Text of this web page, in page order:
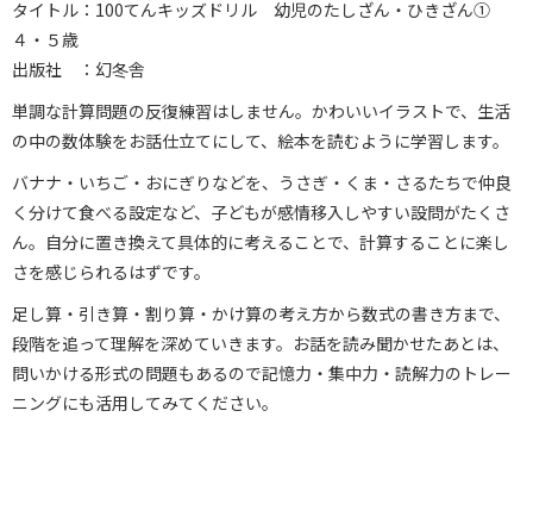
タイトル：100てんキッズドリル 幼児のたしざん・ひきざん①
４・５歳
出版社 ：幻冬舎
単調な計算問題の反復練習はしません。かわいいイラストで、生活
の中の数体験をお話仕立てにして、絵本を読むように学習します。
バナナ・いちご・おにぎりなどを、うさぎ・くま・さるたちで仲良
く分けて食べる設定など、子どもが感情移入しやすい設問がたくさ
ん。自分に置き換えて具体的に考えることで、計算することに楽し
さを感じられるはずです。
足し算・引き算・割り算・かけ算の考え方から数式の書き方まで、
段階を追って理解を深めていきます。お話を読み聞かせたあとは、
問いかける形式の問題もあるので記憶力・集中力・読解力のトレー
ニングにも活用してみてください。